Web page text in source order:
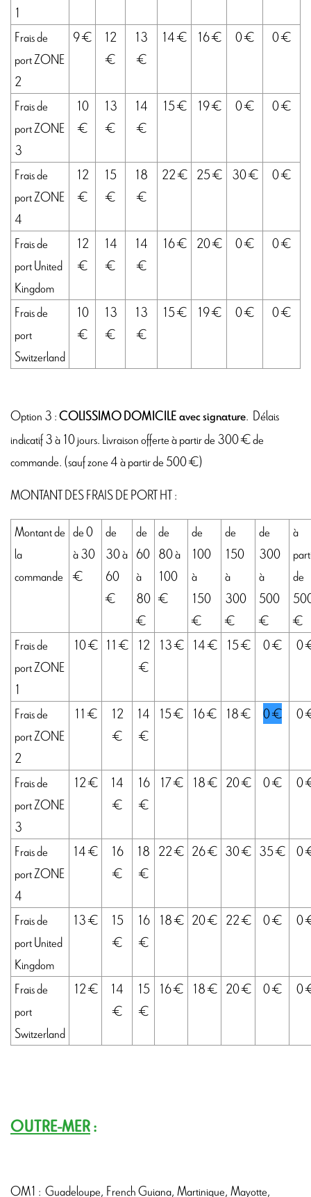
1
Frais de
port ZONE
2
9 €
12
€
13
€
14 € 16 € 0 € 0 €
Frais de
port ZONE
3
10
€
13
€
14
€
15 € 19 € 0 € 0 €
Frais de
port ZONE
4
12
€
15
€
18
€
22 € 25 € 30 € 0 €
Frais de
port United
Kingdom
12
€
14
€
14
€
16 € 20 € 0 € 0 €
Frais de
port
Switzerland
10
€
13
€
13
€
15 € 19 € 0 € 0 €
Option 3 :COLISSIMO DOMICILE avec signature. Délais
indicatif 3 à 10 jours. Livraison offerte à partir de 300 € de
commande. (sauf zone 4 à partir de 500 €)
MONTANT DES FRAIS DE PORT HT :
Montant de
la
commande
de 0
à 30
€
de
30 à
60
€
de
60
à
80
€
de
80 à
100
€
de
100
à
150
€
de
150
à
300
€
de
300
à
500
€
à
de
€
Frais de
port ZONE
1
10 € 11 € 12
€
13 € 14 € 15 € 0 € 0
Frais de
port ZONE
2
11 €
12
€
14
€
15 € 16 € 18 € 0 € 0
Frais de
port ZONE
3
12 €
14
€
16
€
17 € 18 € 20 € 0 € 0
Frais de
port ZONE
4
14 €
16
€
18
€
22 € 26 € 30 € 35 € 0
Frais de
port United
Kingdom
13 €
15
€
16
€
18 € 20 € 22 € 0 € 0
Frais de
port
Switzerland
12 €
14
€
15
€
16 € 18 € 20 € 0 € 0
OUTRE-MER:
OM1 : Guadeloupe, French Guiana, Martinique, Mayotte,